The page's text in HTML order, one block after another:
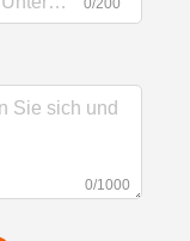
0/200
0/1000